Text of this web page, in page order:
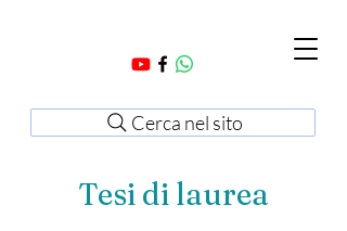
Cerca nel sito
Tesi di laurea